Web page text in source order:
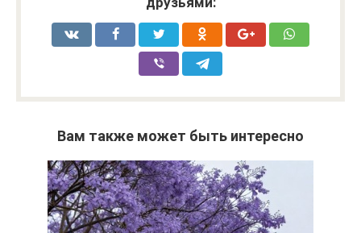
Вам также может быть интересно